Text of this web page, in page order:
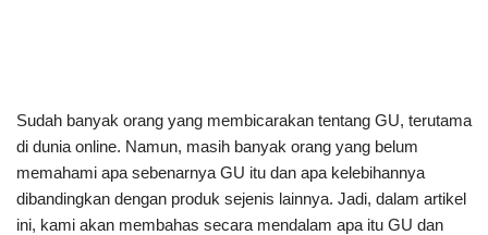
Sudah banyak orang yang membicarakan tentang GU, terutama
di dunia online. Namun, masih banyak orang yang belum
memahami apa sebenarnya GU itu dan apa kelebihannya
dibandingkan dengan produk sejenis lainnya. Jadi, dalam artikel
ini, kami akan membahas secara mendalam apa itu GU dan